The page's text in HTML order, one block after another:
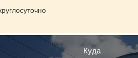
Куда